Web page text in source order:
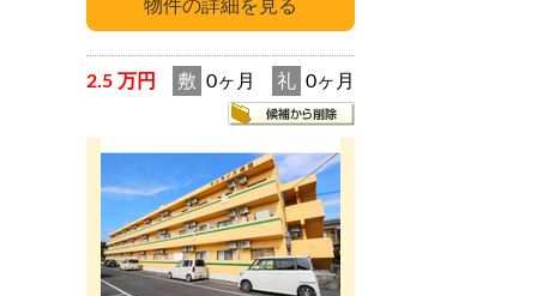
2.5 万円 敷 0ヶ月 礼 0ヶ月